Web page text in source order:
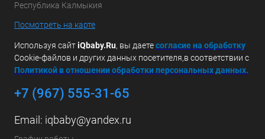
Республика Калмыкия
Посмотреть на карте
Используя сайтiQbaby.Ru, вы даетесогласие на обработку
Cookie-файлов и других данных посетителя,в соответствии с
Политикой в отношении обработки персональных данных.
+7 (967) 555-31-65
Email: iqbaby@yandex.ru